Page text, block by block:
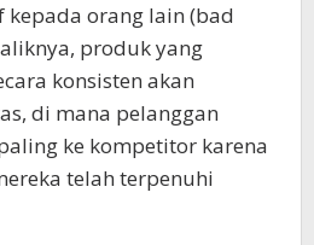
orang lain (bad
produk yang
konsisten akan
di mana pelanggan
ke kompetitor karena
telah terpenuhi